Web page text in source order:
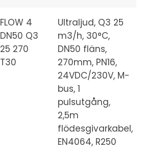
FLOW 4
DN50 Q3
25 270
T30
Ultraljud, Q3 25
m3/h, 30°C,
DN50 fläns,
270mm, PN16,
24VDC/230V, M-
bus, 1
pulsutgång,
2,5m
flödesgivarkabel,
EN4064, R250